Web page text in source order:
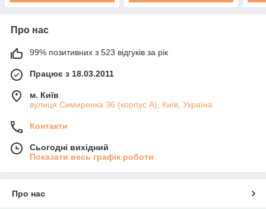
Про нас
99% позитивних з 523 відгуків за рік
Працює з 18.03.2011
м. Київ
вулиця Симиренка 36 (корпус А), Київ, Україна
Контакти
Сьогодні вихідний
Показати весь графік роботи
Про нас